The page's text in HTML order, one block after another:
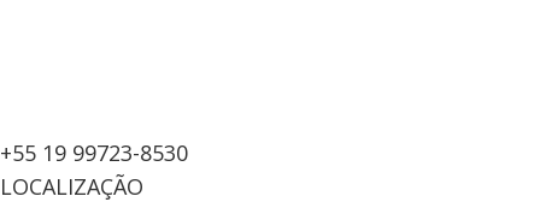
+55 19 99723-8530
LOCALIZAÇÃO